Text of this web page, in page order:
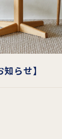
らせ】